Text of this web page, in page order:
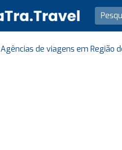
Agências de viagens em Região